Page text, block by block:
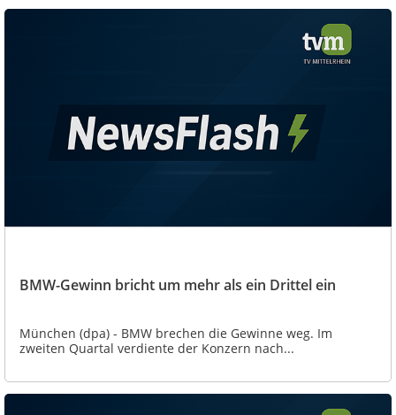
BMW-Gewinn bricht um mehr als ein Drittel ein
München (dpa) - BMW brechen die Gewinne weg. Im
zweiten Quartal verdiente der Konzern nach...